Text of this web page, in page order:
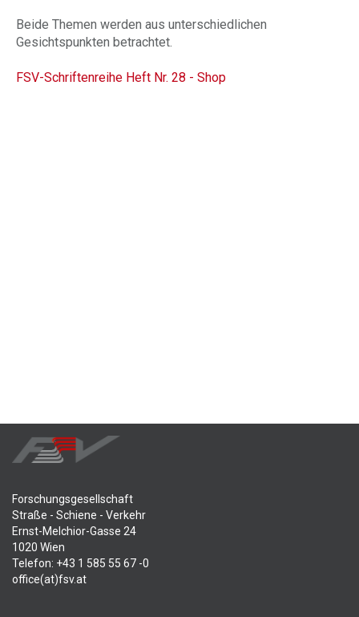
Beide Themen werden aus unterschiedlichen
Gesichtspunkten betrachtet.
FSV-Schriftenreihe Heft Nr. 28 - Shop
Forschungsgesellschaft
Straße - Schiene - Verkehr
Ernst-Melchior-Gasse 24
1020 Wien
Telefon: +43 1 585 55 67 -0
office(at)fsv.at